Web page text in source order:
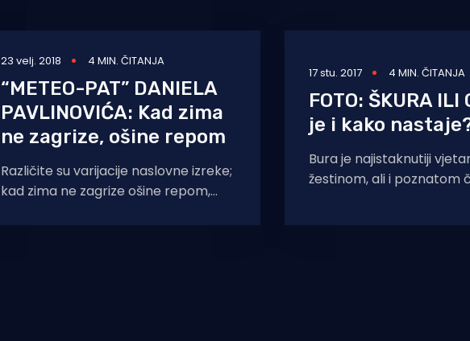
23 velj. 2018 4 MIN. ČITANJA
“METEO-PAT” DANIELA
PAVLINOVIĆA: Kad zima
ne zagrize, ošine repom
Različite su varijacije naslovne izreke;
kad zima ne zagrize ošine repom,
neki ovu
17 stu. 2017 4 MIN. ČITANJA
FOTO: ŠKURA
je i kako
Bura je najistaknutiji
žestinom, ali i poznatom